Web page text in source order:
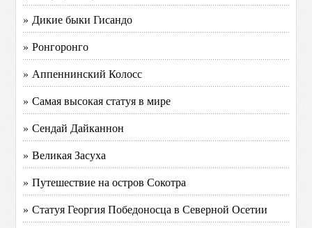
» Дикие быки Гисандо
» Ронгоронго
» Аппеннинский Колосс
» Самая высокая статуя в мире
» Сендай Дайканнон
» Великая Засуха
» Путешествие на остров Сокотра
» Статуя Георгия Победоносца в Северной Осетии